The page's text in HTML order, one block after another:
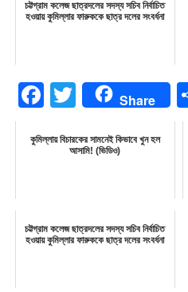
চট্টগ্রাম কলেজ ছাত্রদলের সদস্য সচিব নির্বাচিত
হওয়ায় কুমিল্লার ফারুককে ছাত্র দলের সংবর্ধনা
Facebook
Twitter Share
কুমিল্লায় বিচারকের সামনেই কিভাবে খুন হল
আসামি! (ভিডিও)
চট্টগ্রাম কলেজ ছাত্রদলের সদস্য সচিব নির্বাচিত
হওয়ায় কুমিল্লার ফারুককে ছাত্র দলের সংবর্ধনা